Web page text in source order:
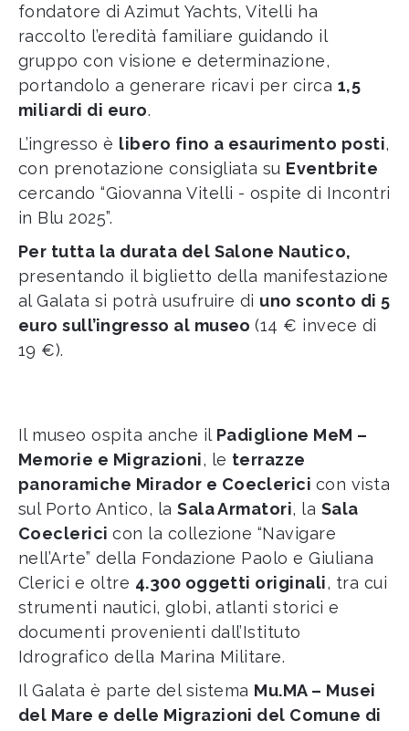
fondatore di Azimut Yachts, Vitelli ha
raccolto l’eredità familiare guidando il
gruppo con visione e determinazione,
portandolo a generare ricavi per circa 1,5
miliardi di euro.
L’ingresso è libero fino a esaurimento posti,
con prenotazione consigliata su Eventbrite
cercando “Giovanna Vitelli - ospite di Incontri
in Blu 2025”.
Per tutta la durata del Salone Nautico,
presentando il biglietto della manifestazione
al Galata si potrà usufruire di uno sconto di 5
euro sull’ingresso al museo(14 € invece di
19 €).
Il museo ospita anche il Padiglione MeM –
Memorie e Migrazioni, le terrazze
panoramiche Mirador e Coeclerici con vista
sul Porto Antico, laSala Armatori, la Sala
Coeclericicon la collezione “Navigare
nell’Arte” della Fondazione Paolo e Giuliana
Clerici e oltre 4.300 oggetti originali, tra cui
strumenti nautici, globi, atlanti storici e
documenti provenienti dall’Istituto
Idrografico della Marina Militare.
Il Galata è parte del sistema Mu.MA – Musei
del Mare e delle Migrazioni del Comune di